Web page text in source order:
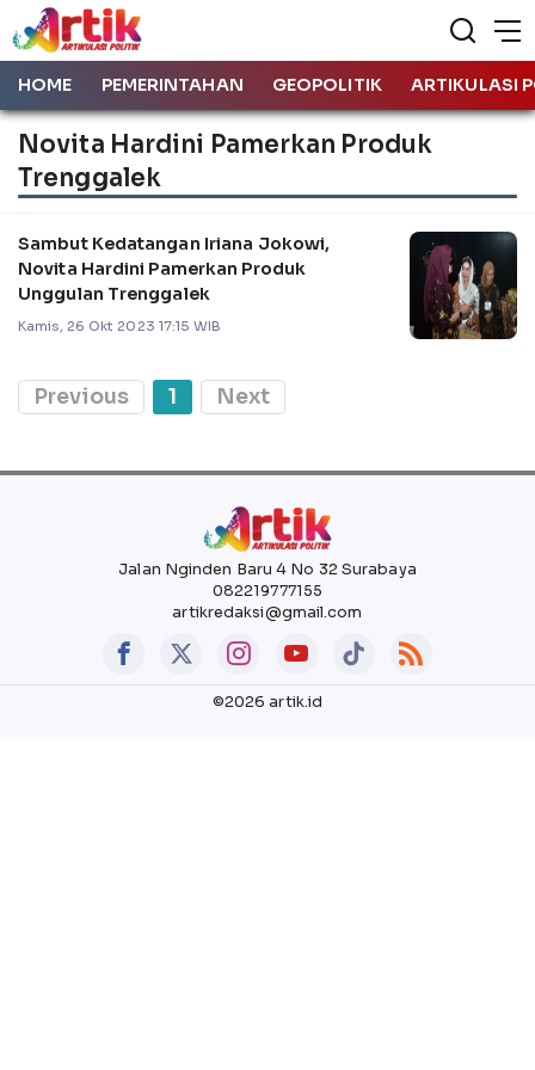
HOME PEMERINTAHAN GEOPOLITIK ARTIKULASI
Novita Hardini Pamerkan Produk
Trenggalek
Sambut Kedatangan Iriana Jokowi,
Novita Hardini Pamerkan Produk
Unggulan Trenggalek
Kamis, 26 Okt 2023 17:15 WIB
Previous 1 Next
Jalan Nginden Baru 4 No 32 Surabaya
082219777155
artikredaksi@gmail.com
©2026 artik.id